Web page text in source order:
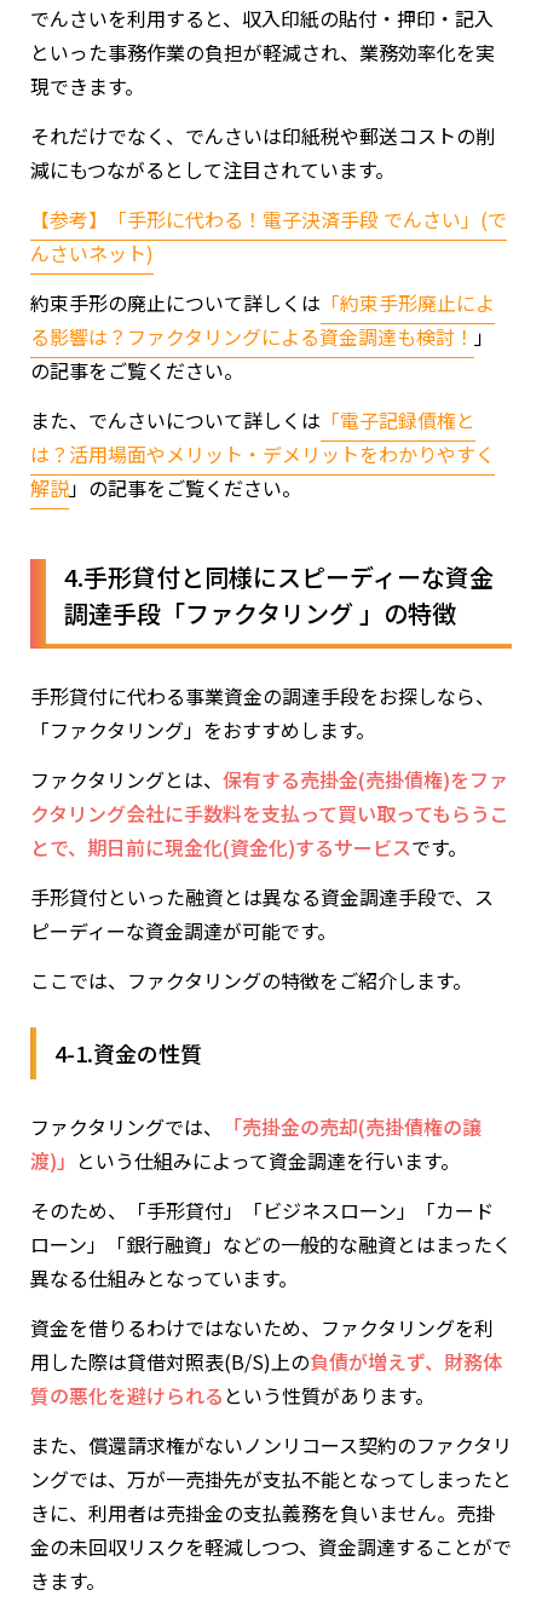
でんさいを利用すると、収入印紙の貼付・押印・記入
といった事務作業の負担が軽減され、業務効率化を実
現できます。
それだけでなく、でんさいは印紙税や郵送コストの削
減にもつながるとして注目されています。
【参考】「手形に代わる！電子決済手段 でんさい」(で
んさいネット)
約束手形の廃止について詳しくは 「約束手形廃止によ
る影響は？ファクタリングによる資金調達も検討！ 」
の記事をご覧ください。
また、でんさいについて詳しくは 「電子記録債権と
は？活用場面やメリット・デメリットをわかりやすく
解説」の記事をご覧ください。
4.手形貸付と同様にスピーディーな資金
調達手段「ファクタリング 」の特徴
手形貸付に代わる事業資金の調達手段をお探しなら、
「ファクタリング」をおすすめします。
ファクタリングとは、 保有する売掛金(売掛債権)をファ
クタリング会社に手数料を支払って買い取ってもらうこ
とで、期日前に現金化(資金化)するサービスです。
手形貸付といった融資とは異なる資金調達手段で、ス
ピーディーな資金調達が可能です。
ここでは、ファクタリングの特徴をご紹介します。
4-1.資金の性質
ファクタリングでは、
「売掛金の売却(売掛債権の譲
渡)」 という仕組みによって資金調達を行います。
そのため、「手形貸付」「ビジネスローン」「カード
ローン」「銀行融資」などの一般的な融資とはまったく
異なる仕組みとなっています。
資金を借りるわけではないため、ファクタリングを利
用した際は貸借対照表(B/S)上の負債が増えず、財務体
質の悪化を避けられる という性質があります。
また、償還請求権がないノンリコース契約のファクタリ
ングでは、万が一売掛先が支払不能となってしまったと
きに、利用者は売掛金の支払義務を負いません。売掛
金の未回収リスクを軽減しつつ、資金調達することがで
きます。